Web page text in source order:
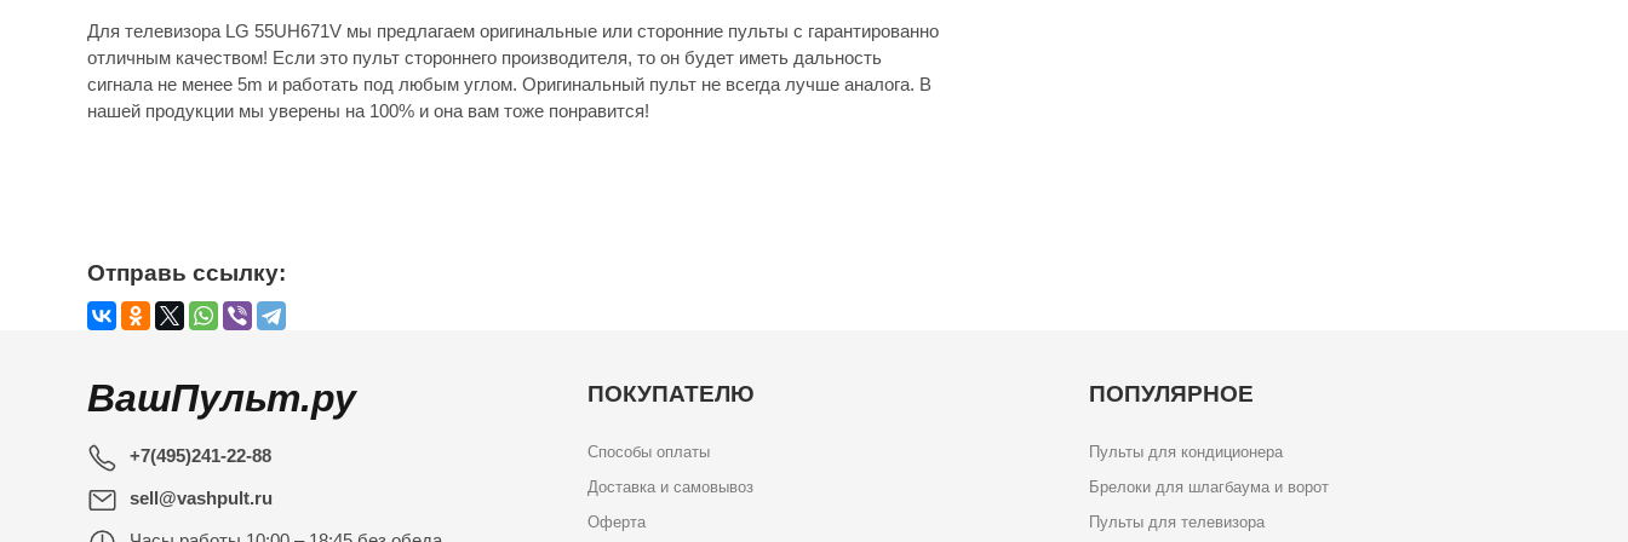
Для телевизора LG 55UH671V мы предлагаем оригинальные или сторонние пульты с гарантированно
отличным качеством! Если это пульт стороннего производителя, то он будет иметь дальность
сигнала не менее 5m и работать под любым углом. Оригинальный пульт не всегда лучше аналога. В
нашей продукции мы уверены на 100% и она вам тоже понравится!
Отправь ссылку:
ВашПульт.ру
+7(495)241-22-88
sell@vashpult.ru
ПОКУПАТЕЛЮ
Способы оплаты
Доставка и самовывоз
Оферта
ПОПУЛЯРНОЕ
Пульты для кондиционера
Брелоки для шлагбаума и ворот
Пульты для телевизора